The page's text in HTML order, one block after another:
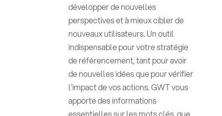
développer de nouvelles
perspectives et à mieux cibler de
nouveaux utilisateurs. Un outil
indispensable pour votre stratégie
de référencement, tant pour avoir
de nouvelles idées que pour vérifier
l'impact de vos actions. GWT vous
apporte des informations